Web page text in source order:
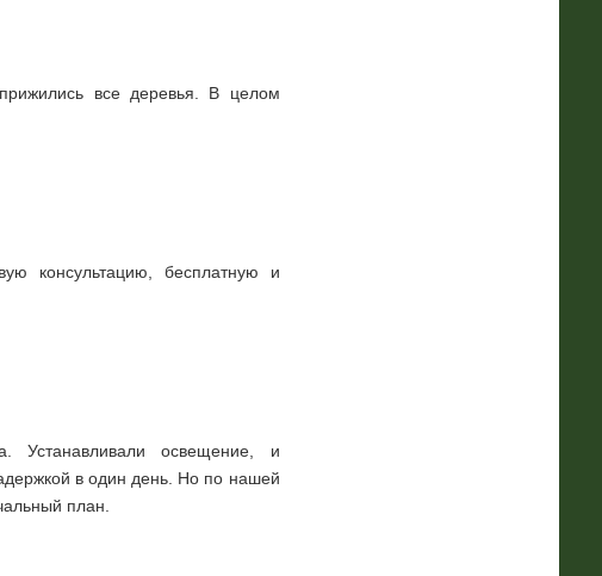
все деревья. В целом
консультацию, бесплатную и
Устанавливали освещение, и
в один день. Но по нашей
план.